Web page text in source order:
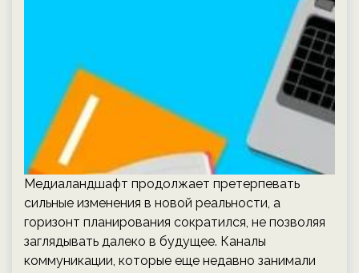
Медиаландшафт продолжает претерпевать
сильные изменения в новой реальности, а
горизонт планирования сократился, не позволяя
заглядывать далеко в будущее. Каналы
коммуникации, которые еще недавно занимали